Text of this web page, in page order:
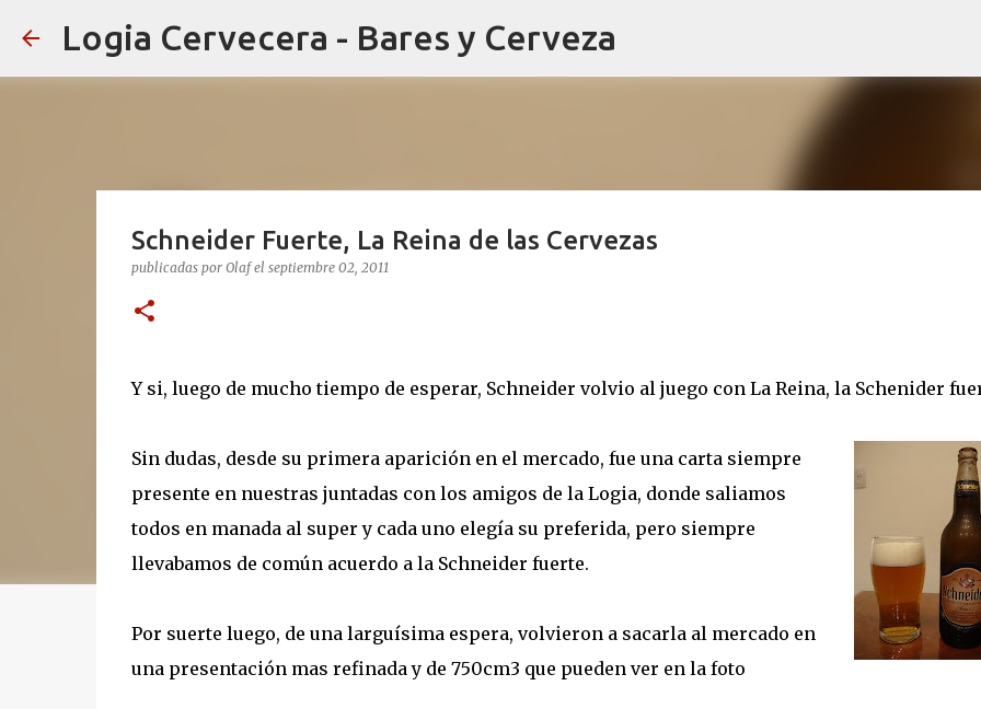
Logia Cervecera - Bares y Cerveza
Schneider Fuerte, La Reina de las Cervezas
publicadas por Olaf el septiembre 02, 2011
Y si, luego de mucho tiempo de esperar, Schneider volvio al juego con La Reina, la Schenider
Sin dudas, desde su primera aparición en el mercado, fue una carta siempre
presente en nuestras juntadas con los amigos de la Logia, donde saliamos
todos en manada al super y cada uno elegía su preferida, pero siempre
llevabamos de común acuerdo a la Schneider fuerte.
Por suerte luego, de una larguísima espera, volvieron a sacarla al mercado en
una presentación mas refinada y de 750cm3 que pueden ver en la foto